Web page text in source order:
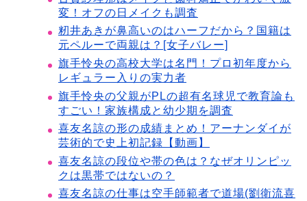
変！オフの日メイクも調査
籾井あきが鼻高いのはハーフだから？国籍は
元ペルーで両親は？[女子バレー]
旗手怜央の高校大学は名門！プロ初年度から
レギュラー入りの実力者
旗手怜央の父親がPLの超有名球児で教育論も
すごい！家族構成と幼少期を調査
喜友名諒の形の成績まとめ！アーナンダイが
芸術的で史上初記録【動画】
喜友名諒の段位や帯の色は？なぜオリンピッ
クは黒帯ではないの？
喜友名諒の仕事は空手師範者で道場(劉衛流喜